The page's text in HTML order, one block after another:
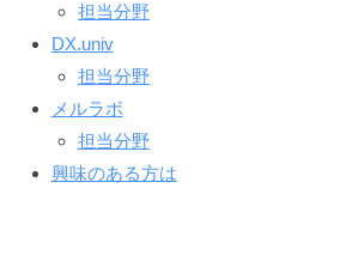
担当分野
DX.univ
担当分野
メルラボ
担当分野
興味のある方は